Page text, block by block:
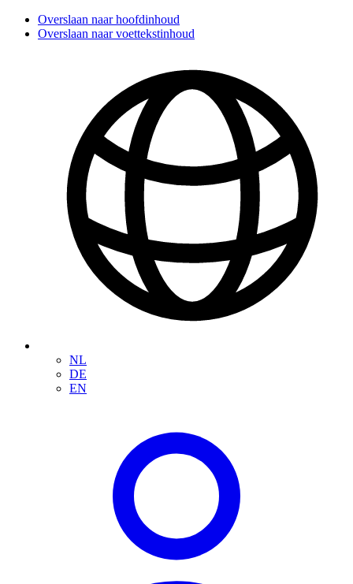
Overslaan naar hoofdinhoud
Overslaan naar voettekstinhoud
NL
DE
EN